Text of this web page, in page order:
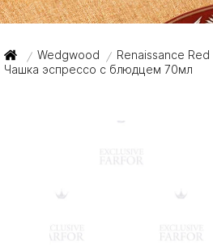
/ Wedgwood / Renaissance Red
Чашка эспрессо с блюдцем 70мл